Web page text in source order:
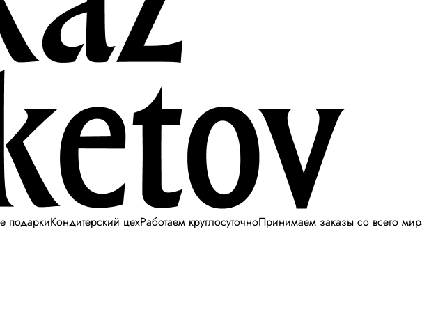
подаркиКондитерский цехРаботаем круглосуточноПринимаем заказы со всего